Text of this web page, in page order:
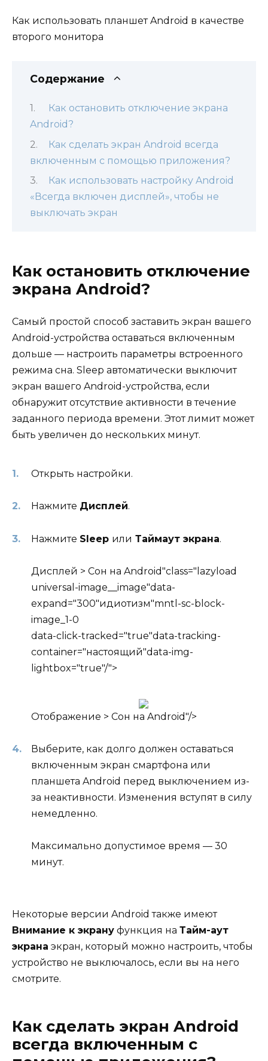
Как использовать планшет Android в качестве
второго монитора
Содержание
Как остановить отключение экрана
Android?
Как сделать экран Android всегда
включенным с помощью приложения?
Как использовать настройку Android
«Всегда включен дисплей», чтобы не
выключать экран
Как остановить отключение
экрана Android?
Самый простой способ заставить экран вашего
Android-устройства оставаться включенным
дольше — настроить параметры встроенного
режима сна. Sleep автоматически выключит
экран вашего Android-устройства, если
обнаружит отсутствие активности в течение
заданного периода времени. Этот лимит может
быть увеличен до нескольких минут.
Открыть настройки.
Нажмите Дисплей.
Нажмите Sleep или Таймаут экрана.
Дисплей > Сон на Android"class="lazyload
universal-image__image"data-
expand="300"идиотизм"mntl-sc-block-
image_1-0
data-click-tracked="true"data-tracking-
container="настоящий"data-img-
lightbox="true"/">
Отображение > Сон на Android"/>
Выберите, как долго должен оставаться
включенным экран смартфона или
планшета Android перед выключением из-
за неактивности. Изменения вступят в силу
немедленно.
Максимально допустимое время — 30
минут.
Некоторые версии Android также имеют
Внимание к экрану функция на Тайм-аут
экрана экран, который можно настроить, чтобы
устройство не выключалось, если вы на него
смотрите.
Как сделать экран Android
всегда включенным с